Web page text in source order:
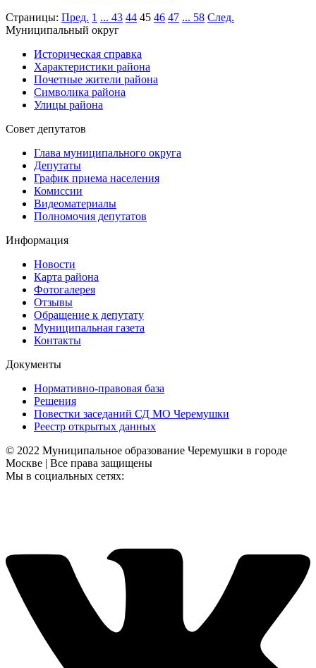
Страницы: Пред. 1 ... 43 44 45 46 47 ... 58 След.
Муниципальный округ
Историческая справка
Характеристики района
Почетные жители района
Символика района
Улицы района
Совет депутатов
Глава муниципального округа
Депутаты
График приема населения
Комиссии
Видеоматериалы
Полномочия депутатов
Информация
Новости
Карта района
Фотогалерея
Отзывы
Обращение к депутату
Муниципальная газета
Контакты
Документы
Нормативно-правовая база
Решения
Повестки заседаний СД МО Черемушки
Реестр открытых данных
© 2022 Муниципальное образование Черемушки в городе
Москве | Все права защищены
Мы в социальных сетях: